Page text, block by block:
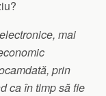
mai
prin
ca în timp să fie